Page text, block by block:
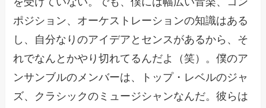
ポジション、オーケストレーションの知識はある
し、自分なりのアイデアとセンスがあるから、そ
れでなんとかやり切れてるんだよ（笑）。僕のア
ンサンブルのメンバーは、トップ・レベルのジャ
ズ、クラシックのミュージシャンなんだ。彼らは